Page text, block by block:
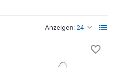
Anzeigen: